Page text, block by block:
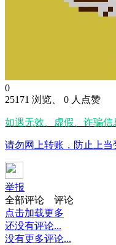
0
25171 浏览、 0 人点赞
如遇无效、虚假、诈骗信
请勿网上转账，防止上当
举报
全部评论
评论
点击加载更多
还没有评论...
没有更多评论...